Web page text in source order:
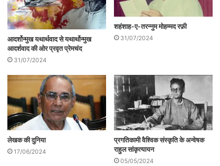
आदर्शोन्मुख यथार्थवाद से यथार्थोन्मुख
आदर्शवाद की ओर प्रवृत प्रेमचंद
31/07/2024
शहंशाह-ए-तरन्नुम मोहम्मद रफ़ी
31/07/2024
लेखक की दुनिया
17/06/2024
प्रगतिकामी वैश्विक संस्कृति के अन्वेषक
राहुल सांकृत्यायन
05/05/2024